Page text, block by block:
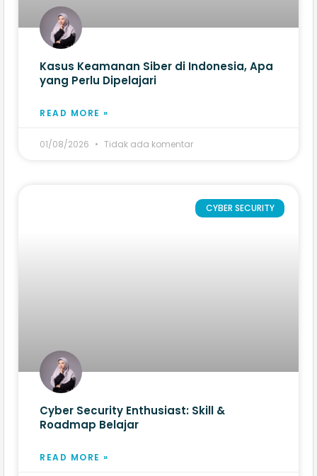
Kasus Keamanan Siber di Indonesia, Apa
yang Perlu Dipelajari
READ MORE »
01/08/2026 Tidak ada komentar
CYBER SECURITY
Cyber Security Enthusiast: Skill &
Roadmap Belajar
READ MORE »